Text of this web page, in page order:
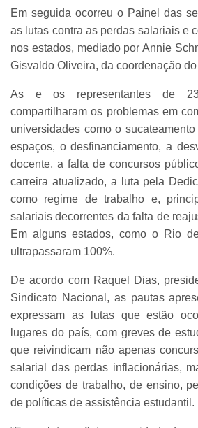
Em seguida ocorreu o Painel das
as lutas contra as perdas salariais e
nos estados, mediado por Annie
Gisvaldo Oliveira, da coordenação
As e os representantes de
compartilharam os problemas em
universidades como o
espaços, o desfinanciamento, a
docente, a falta de concursos
carreira atualizado, a luta pela
como regime de trabalho e,
salariais decorrentes da falta de
Em alguns estados, como o Rio
ultrapassaram 100%.
De acordo com Raquel Dias,
Sindicato Nacional, as pautas
expressam as lutas que estão
lugares do país, com greves de
que reivindicam não apenas
salarial das perdas inflacionárias,
condições de trabalho, de ensino,
de políticas de assistência estudantil.